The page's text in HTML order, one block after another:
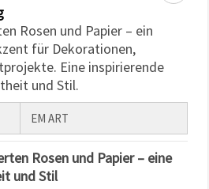
Rosen und Papier – ein
für Dekorationen,
Eine inspirierende
und Stil.
EM ART
Rosen und Papier – eine
und Stil